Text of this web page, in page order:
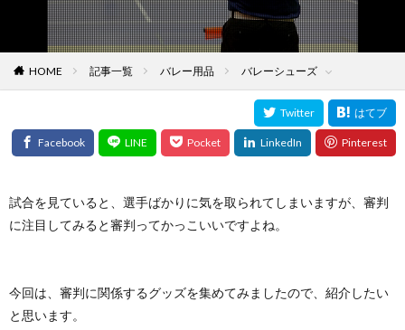
HOME 記事一覧 バレー用品 バレーシューズ
試合を見ていると、選手ばかりに気を取られてしまいますが、審判
に注目してみると審判ってかっこいいですよね。
今回は、審判に関係するグッズを集めてみましたので、紹介したい
と思います。